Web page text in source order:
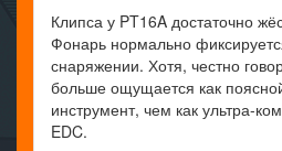
Клипса у PT16A достаточно
Фонарь нормально
снаряжении. Хотя, честно
больше ощущается как
инструмент, чем как ультра-
EDC.